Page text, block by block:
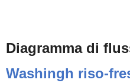
Diagramma di
Washingh riso-